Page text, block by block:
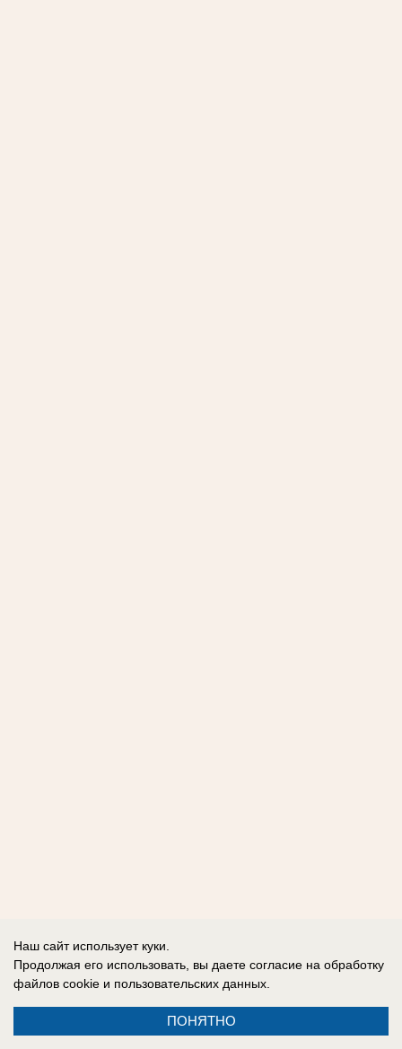
Наш сайт использует куки.
Продолжая его использовать, вы даете согласие на обработку
файлов cookie и пользовательских данных.
ПОНЯТНО